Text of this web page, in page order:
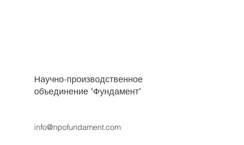
Научно-производственное
объединение "Фундамент"
info@npofundament.com